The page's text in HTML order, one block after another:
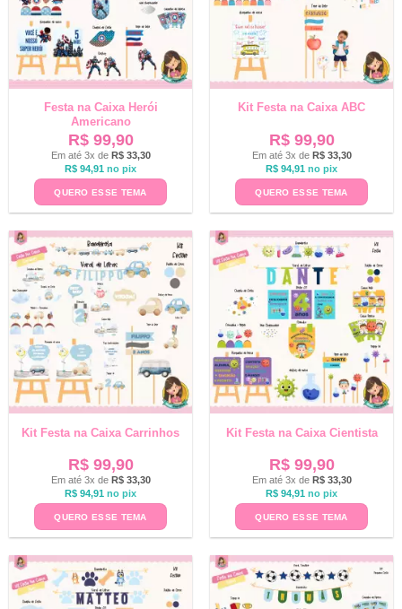
Festa na Caixa Herói
Americano
R$99,90
Em até 3x de R$33,30
R$ 94,91 no pix
QUERO ESSE TEMA
Kit Festa na Caixa ABC
R$99,90
Em até 3x de R$33,30
R$ 94,91 no pix
QUERO ESSE TEMA
Kit Festa na Caixa Carrinhos
R$99,90
Em até 3x de R$33,30
R$ 94,91 no pix
QUERO ESSE TEMA
Kit Festa na Caixa Cientista
R$99,90
Em até 3x de R$33,30
R$ 94,91 no pix
QUERO ESSE TEMA